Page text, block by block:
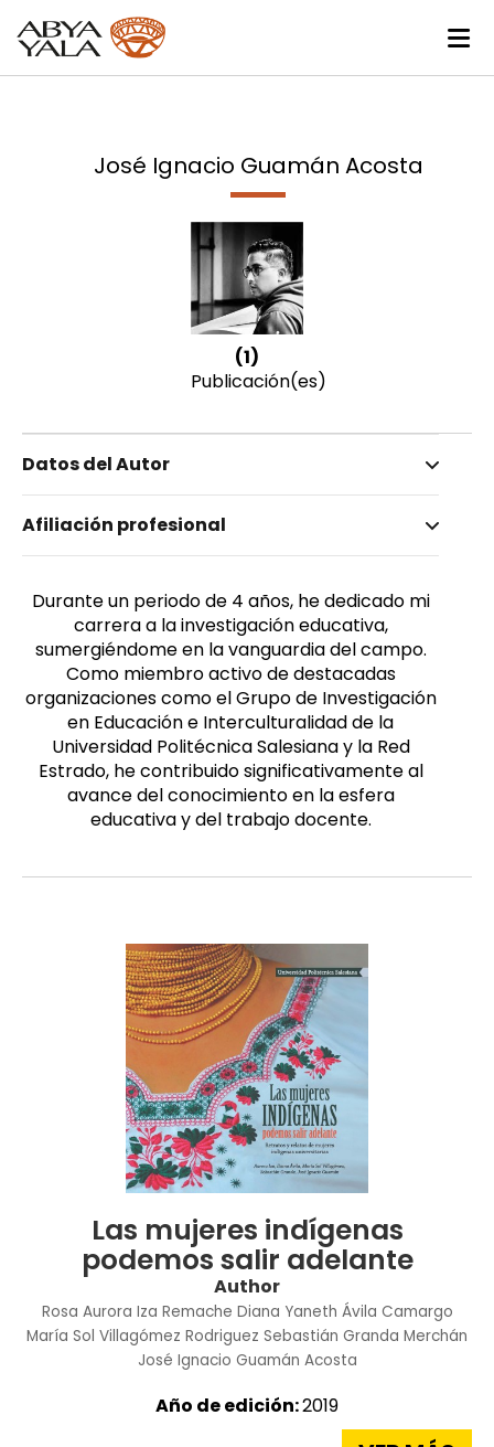
José Ignacio Guamán Acosta
(1)
Publicación(es)
Datos del Autor
Guamán Acosta, José Ignacio
Masculino
Afiliación profesional
Durante un periodo de 4 años, he dedicado mi
carrera a la investigación educativa,
sumergiéndome en la vanguardia del campo.
Como miembro activo de destacadas
organizaciones como el Grupo de Investigación
en Educación e Interculturalidad de la
Universidad Politécnica Salesiana y la Red
Estrado, he contribuido significativamente al
avance del conocimiento en la esfera
educativa y del trabajo docente.
Las mujeres indígenas
podemos salir adelante
Author
Rosa Aurora Iza Remache Diana Yaneth Ávila Camargo
María Sol Villagómez Rodriguez Sebastián Granda Merchán
José Ignacio Guamán Acosta
Año de edición:2019